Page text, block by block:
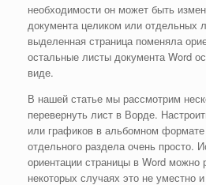
необходимости он может быть
документа целиком или отдельных
выделенная страница поменяла
остальные листы документа Word
виде.
В нашей статье мы рассмотрим
перевернуть лист в Ворде.
или графиков в альбомном
отдельного раздела очень просто.
ориентации страницы в Word
некоторых случаях это не уместно